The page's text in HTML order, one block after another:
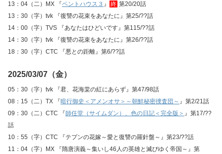
13：04（二）MX 『ペントハウス３ 』 終 第20/20話
13：30（字）tvk 『復讐の花束をあなたに』第25/??話
14：00（字）TVS 『あなたはひどいです』第115/??話
14：30（字）tvk 『復讐の花束をあなたに』第26/??話
18：30（字）CTC 『悪との距離』第6/??話
2025/03/07（金）
05：30（字）tvk 『君、花海棠の紅にあらず』第47/98話
08：15（二）TX 『暗行御史＜アメンオサ＞～朝鮮秘密捜査団～ 』第2/21話
09：30（二）CTC 『師任堂（サイムダン）、色の日記＜完全版＞ 』第17/??
話
10：55（字）CTC 『テプンの花嫁～愛と復讐の羅針盤～』第23/??話
11：04（字）MX 『隋唐演義～集いし46人の英雄と滅びゆく帝国～』第